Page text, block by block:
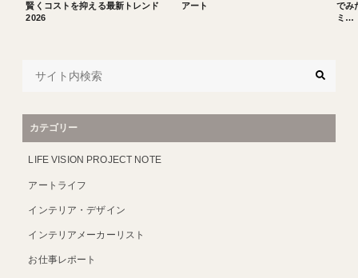
賢くコストを抑える最新トレンド
2026
アート
でみ
ミ…
カテゴリー
LIFE VISION PROJECT NOTE
アートライフ
インテリア・デザイン
インテリアメーカーリスト
お仕事レポート